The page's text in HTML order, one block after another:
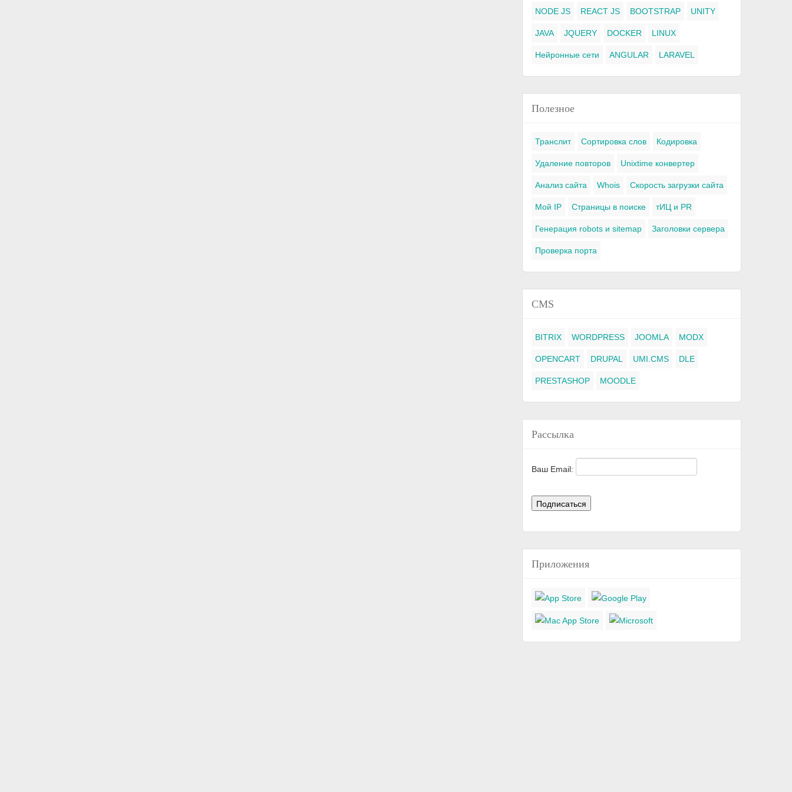
NODE JS REACT JS BOOTSTRAP UNITY
JAVA JQUERY DOCKER LINUX
Нейронные сети ANGULAR LARAVEL
Полезное
Транслит Сортировка слов Кодировка
Удаление повторов Unixtime конвертер
Анализ сайта Whois Скорость загрузки сайта
Мой IP Страницы в поиске тИЦ и PR
Генерация robots и sitemap Заголовки сервера
Проверка порта
CMS
BITRIX WORDPRESS JOOMLA MODX
OPENCART DRUPAL UMI.CMS DLE
PRESTASHOP MOODLE
Рассылка
Ваш Email:
Приложения